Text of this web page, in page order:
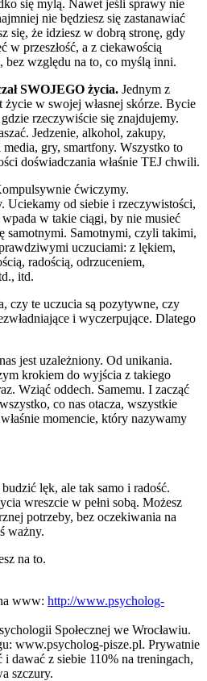
się mylą. Nawet jeśli sprawy nie
nie będziesz się zastanawiać
się, że idziesz w dobrą stronę, gdy
w przeszłość, a z ciekawością
względu na to, co myślą inni.
SWOJEGO życia. Jednym z
w swojej własnej skórze. Bycie
rzeczywiście się znajdujemy.
Jedzenie, alkohol, zakupy,
gry, smartfony. Wszystko to
doświadczania właśnie TEJ chwili.
ćwiczymy.
Uciekamy od siebie i rzeczywistości,
w takie ciągi, by nie musieć
samotnymi. Samotnymi, czyli takimi,
uczuciami: z lękiem,
radością, odrzuceniem,
itd.
czy te uczucia są pozytywne, czy
i wyczerpujące. Dlatego
jest uzależniony. Od unikania.
krokiem do wyjścia z takiego
Wziąć oddech. Samemu. I zacząć
co nas otacza, wszystkie
momencie, który nazywamy
lęk, ale tak samo i radość.
wreszcie w pełni sobą. Możesz
potrzeby, bez oczekiwania na
ważny.
na to.
www: http://www.psycholog-
Społecznej we Wrocławiu.
www.psycholog-pisze.pl. Prywatnie
dawać z siebie 110% na treningach,
szczury.